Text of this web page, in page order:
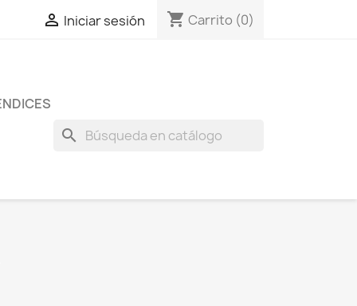
 Iniciar sesión shopping_cart Carrito (0)
search